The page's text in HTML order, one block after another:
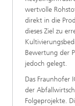
wertvolle
direkt in die
dieses Ziel zu
Bewertung der
jedoch gelegt.
Das Fraunhofer
der
Folgeprojekte.